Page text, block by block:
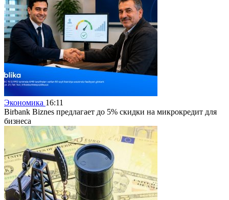
Экономика 16:11
Birbank Biznes предлагает до 5% скидки на микрокредит для
бизнеса